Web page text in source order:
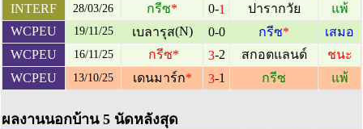
INTERF
28/03/26 กรีซ* 0-1 ปารากวัย
แพ้
WCPEU
19/11/25 เบลารุส(N) 0-0 กรีซ*
เสมอ
WCPEU
16/11/25 กรีซ* 3-2 สกอตแลนด์
ชนะ
WCPEU
13/10/25 เดนมาร์ก* 3-1 กรีซ แพ้
ผลงานนอกบ้าน 5 นัดหลังสุด